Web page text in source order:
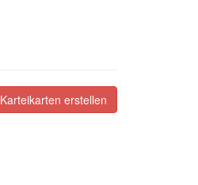
Karteikarten erstellen